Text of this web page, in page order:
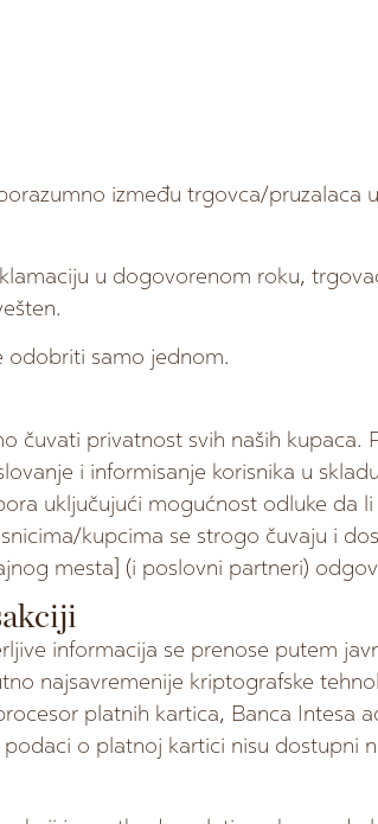
između trgovca/pruzalaca
u dogovorenom roku,
odobriti samo jednom.
čuvati privatnost svih naših
i informisanje korisnika u
uključujući mogućnost odluke da
kupcima se strogo čuvaju i
mesta] (i poslovni partneri)
informacija se prenose putem
najsavremenije kriptografske
platnih kartica, Banca Intesa
o platnoj kartici nisu dostupni